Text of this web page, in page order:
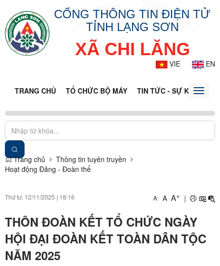
CỔNG THÔNG TIN ĐIỆN TỬ
TỈNH LẠNG SƠN
XÃ CHI LĂNG
VIE EN
TRANG CHỦ TỔ CHỨC BỘ MÁY TIN TỨC - SỰ KIỆNToggle
Trang chủ
Thông tin tuyên truyền
Hoạt động Đảng - Đoàn thể
Thứ tư, 12/11/2025 | 18:16 A- A A+ |
THÔN ĐOÀN KẾT TỔ CHỨC NGÀY
HỘI ĐẠI ĐOÀN KẾT TOÀN DÂN TỘC
NĂM 2025